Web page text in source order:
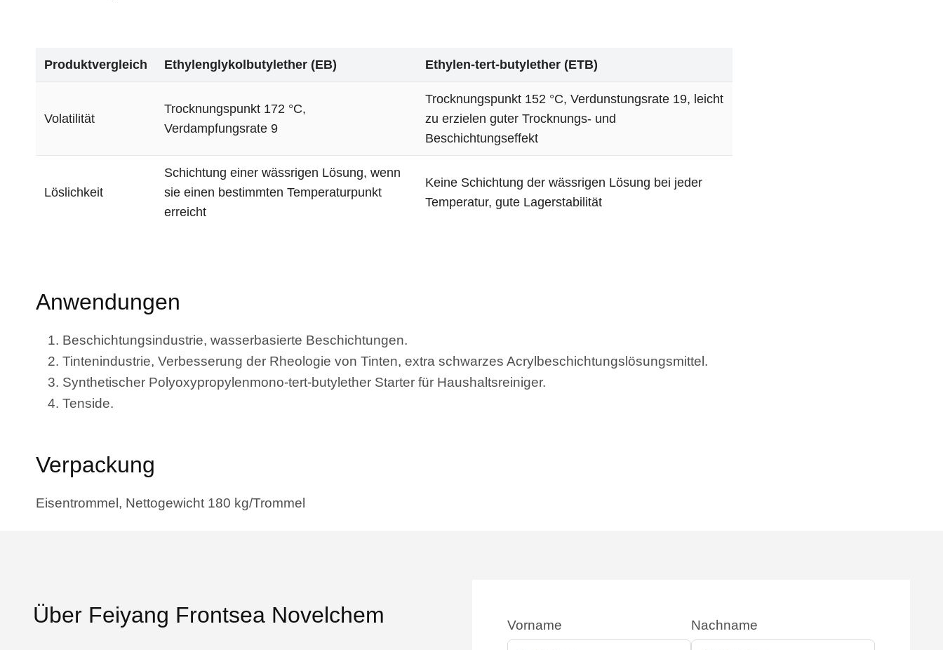
Produktvergleich Ethylenglykolbutylether (EB) Ethylen-tert-butylether (ETB)
Volatilität
Trocknungspunkt 172 °C,
Verdampfungsrate 9
Trocknungspunkt 152 °C, Verdunstungsrate 19, leicht
zu erzielen guter Trocknungs- und
Beschichtungseffekt
Löslichkeit
Schichtung einer wässrigen Lösung, wenn
sie einen bestimmten Temperaturpunkt
erreicht
Keine Schichtung der wässrigen Lösung bei jeder
Temperatur, gute Lagerstabilität
Anwendungen
Beschichtungsindustrie, wasserbasierte Beschichtungen.
Tintenindustrie, Verbesserung der Rheologie von Tinten, extra schwarzes Acrylbeschichtungslösungsmittel.
Synthetischer Polyoxypropylenmono-tert-butylether Starter für Haushaltsreiniger.
Tenside.
Verpackung
Eisentrommel, Nettogewicht 180 kg/Trommel
Über Feiyang Frontsea Novelchem Vorname Nachname